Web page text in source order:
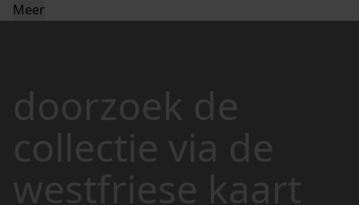
Meer
doorzoek de
collectie via de
westfriese kaart